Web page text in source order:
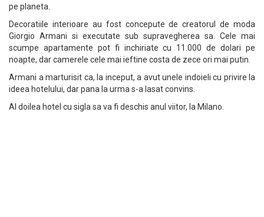
pe planeta.
Decoratiile interioare au fost concepute de creatorul de moda
Giorgio Armani si executate sub supravegherea sa. Cele mai
scumpe apartamente pot fi inchiriate cu 11.000 de dolari pe
noapte, dar camerele cele mai ieftine costa de zece ori mai putin.
Armani a marturisit ca, la inceput, a avut unele indoieli cu privire la
ideea hotelului, dar pana la urma s-a lasat convins.
Al doilea hotel cu sigla sa va fi deschis anul viitor, la Milano.